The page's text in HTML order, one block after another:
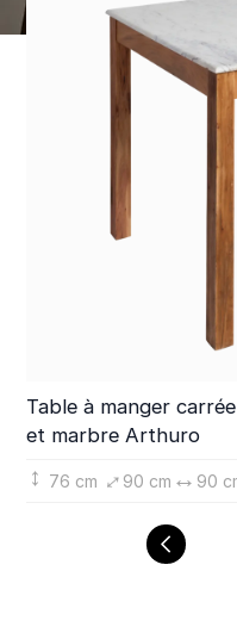
Table à manger
et marbre Arthuro
76 cm 90 cm 90